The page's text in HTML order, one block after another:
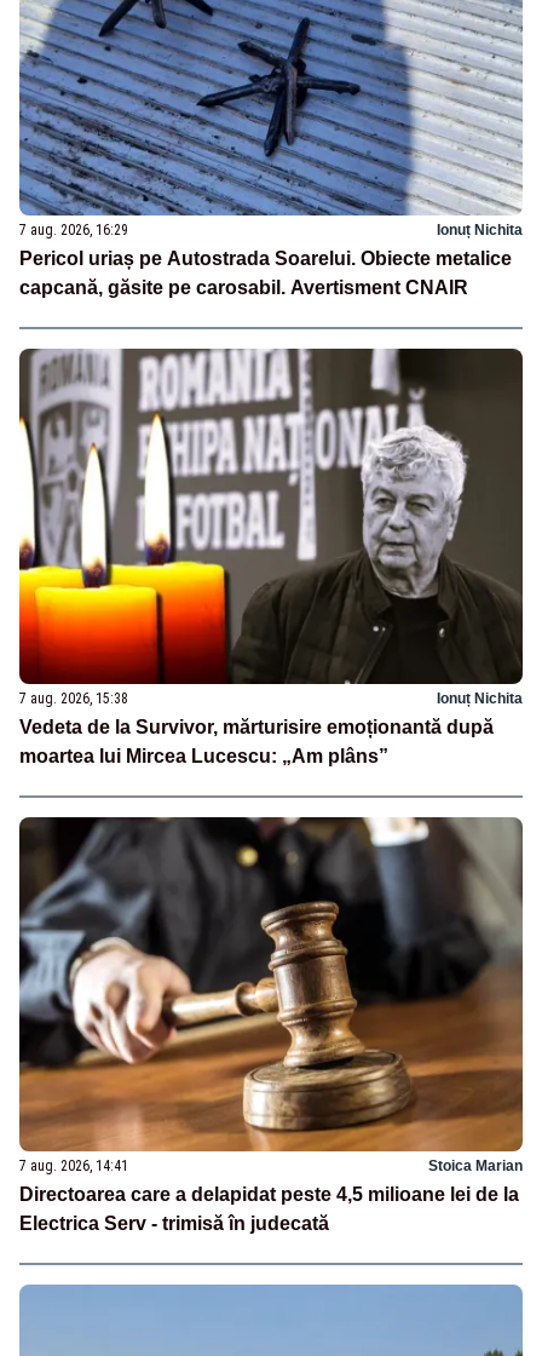
7 aug. 2026, 16:29 Ionuț Nichita
Pericol uriaș pe Autostrada Soarelui. Obiecte metalice
capcană, găsite pe carosabil. Avertisment CNAIR
7 aug. 2026, 15:38 Ionuț Nichita
Vedeta de la Survivor, mărturisire emoționantă după
moartea lui Mircea Lucescu: „Am plâns”
7 aug. 2026, 14:41 Stoica Marian
Directoarea care a delapidat peste 4,5 milioane lei de la
Electrica Serv - trimisă în judecată